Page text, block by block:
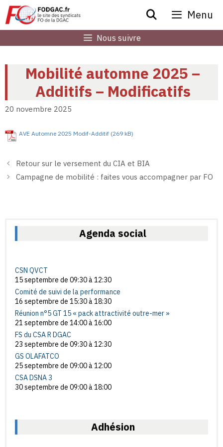
Aller
au
contenu
Menu
Nous suivre
Mobilité automne 2025 –
Additifs – Modificatifs
20 novembre 2025
AVE Automne 2025 Modif-Additif
Retour sur le versement du CIA et BIA
Campagne de mobilité : faites vous accompagner par FO
Agenda social
CSN QVCT
15 septembre de 09:30à12:30
Comité de suivi de la performance
16 septembre de 15:30à18:30
Réunion n°5 GT 15 « pack attractivité outre-mer »
21 septembre de 14:00à16:00
FS du CSA R DGAC
23 septembre de 09:30à12:30
GS OLAFATCO
25 septembre de 09:00à12:00
CSA DSNA 3
30 septembre de 09:00à18:00
Adhésion